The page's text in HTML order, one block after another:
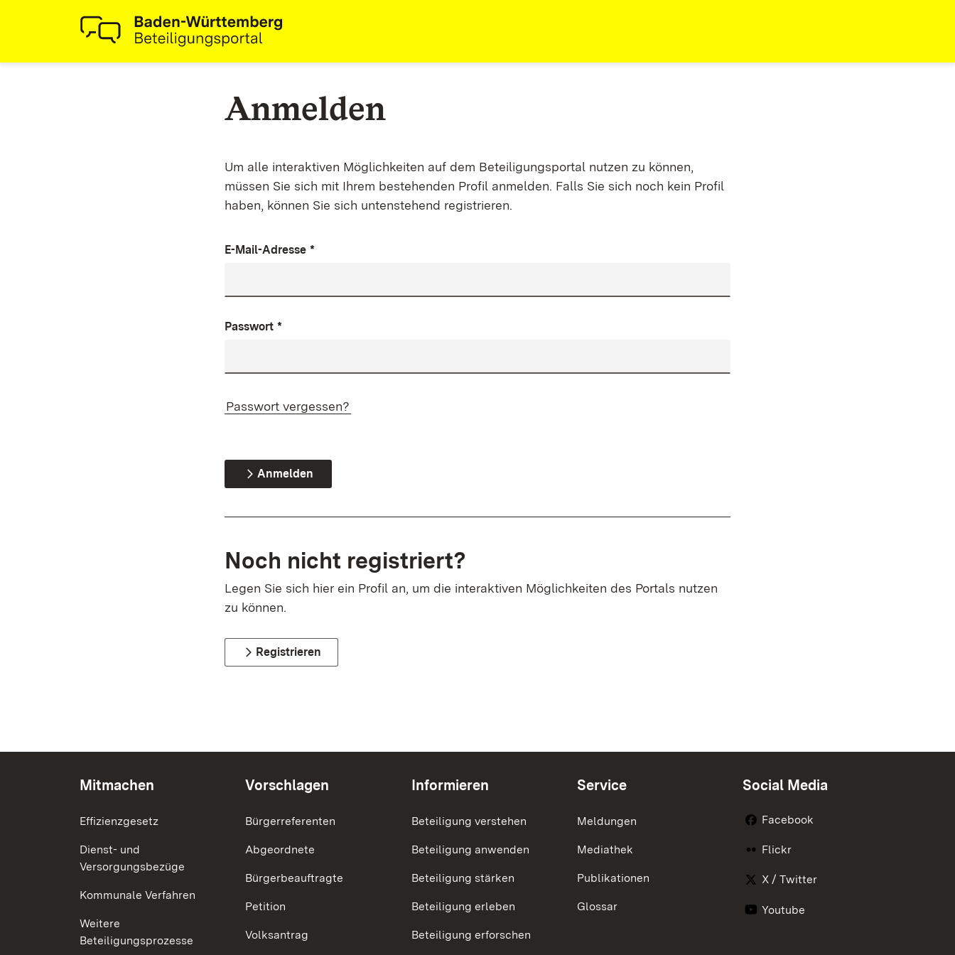
Anmelden
Um alle interaktiven Möglichkeiten auf dem Beteiligungsportal nutzen zu können,
müssen Sie sich mit Ihrem bestehenden Profil anmelden. Falls Sie sich noch kein Profil
haben, können Sie sich untenstehend registrieren.
E-Mail-Adresse *
Passwort *
Passwort vergessen?
Anmelden
Noch nicht registriert?
Legen Sie sich hier ein Profil an, um die interaktiven Möglichkeiten des Portals nutzen
zu können.
Registrieren
Mitmachen
Effizienzgesetz
Dienst- und
Versorgungsbezüge
Kommunale Verfahren
Weitere
Beteiligungsprozesse
Vorschlagen
Bürgerreferenten
Abgeordnete
Bürgerbeauftragte
Petition
Volksantrag
Informieren
Beteiligung verstehen
Beteiligung anwenden
Beteiligung stärken
Beteiligung erleben
Beteiligung erforschen
Service
Meldungen
Mediathek
Publikationen
Glossar
Social Media
Facebook
Flickr
X / Twitter
Youtube